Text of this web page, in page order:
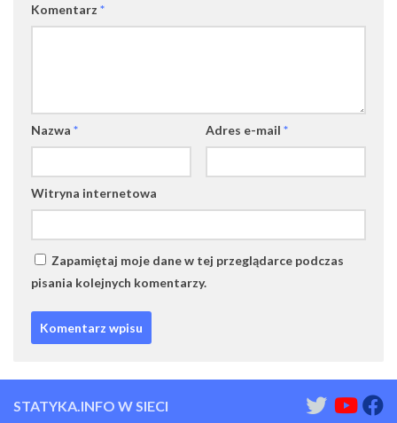
Komentarz *
Nazwa * Adres e-mail *
Witryna internetowa
Zapamiętaj moje dane w tej przeglądarce podczas
pisania kolejnych komentarzy.
STATYKA.INFO W SIECI